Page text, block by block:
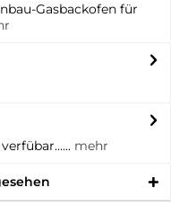
Gasbackofen für
mehr